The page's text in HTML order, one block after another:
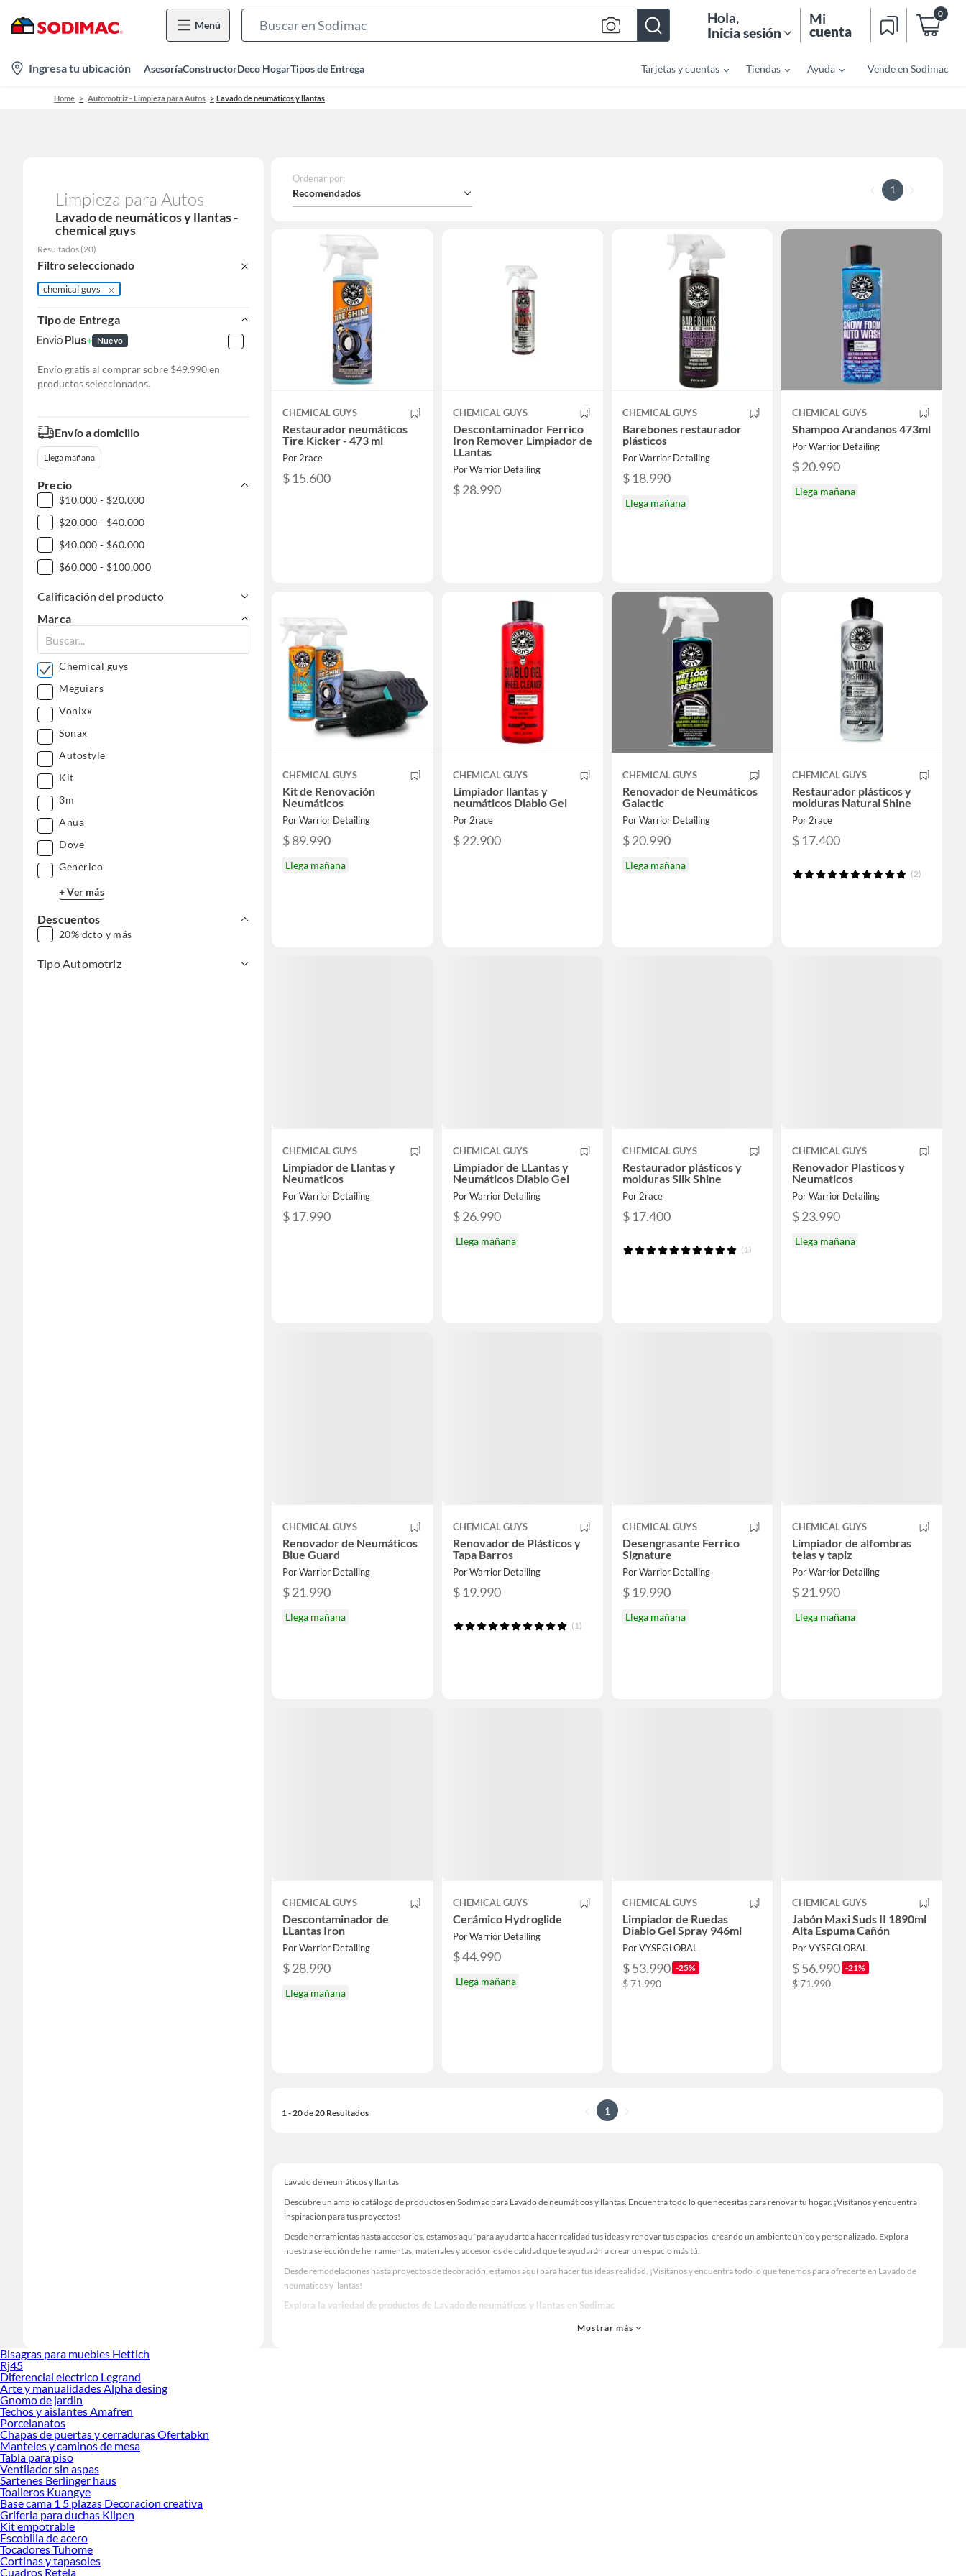
Menú
Bar
Hola,
Inicia sesión
Mi
cuenta
0
location-
icon
Ingresa tu ubicación AsesoríaConstructorDeco HogarTipos de Entrega Tarjetas y cuentas Tiendas Ayuda Vende en Sodimac
Home Automotriz - Limpieza para Autos Lavado de neumáticos y llantas
Limpieza para Autos
Lavado de neumáticos y llantas -
chemical guys
Resultados (20)
Filtro seleccionado
chemical guys
Tipo de Entrega
Nuevo
Envío gratis al comprar sobre $49.990 en
productos seleccionados.
Envío a domicilio
Llega mañana
Precio
$10.000 - $20.000
$20.000 - $40.000
$40.000 - $60.000
$60.000 - $100.000
Calificación del producto
Marca
Chemical guys
Meguiars
Vonixx
Sonax
Autostyle
Kit
3m
Anua
Dove
Generico
+ Ver más
Descuentos
20% dcto y más
Tipo Automotriz
Ordenar por:
Recomendados 1
CHEMICAL GUYS
Restaurador neumáticos
Tire Kicker - 473 ml
Por 2race
$ 15.600
CHEMICAL GUYS
Descontaminador Ferrico
Iron Remover Limpiador de
LLantas
Por Warrior Detailing
$ 28.990
CHEMICAL GUYS
Barebones restaurador
plásticos
Por Warrior Detailing
$ 18.990
Llega mañana
CHEMICAL GUYS
Shampoo Arandanos 473ml
Por Warrior Detailing
$ 20.990
Llega mañana
CHEMICAL GUYS
Kit de Renovación
Neumáticos
Por Warrior Detailing
$ 89.990
Llega mañana
CHEMICAL GUYS
Limpiador llantas y
neumáticos Diablo Gel
Por 2race
$ 22.900
CHEMICAL GUYS
Renovador de Neumáticos
Galactic
Por Warrior Detailing
$ 20.990
Llega mañana
CHEMICAL GUYS
Restaurador plásticos y
molduras Natural Shine
Por 2race
$ 17.400
(2)
CHEMICAL GUYS
Limpiador de Llantas y
Neumaticos
Por Warrior Detailing
$ 17.990
CHEMICAL GUYS
Limpiador de LLantas y
Neumáticos Diablo Gel
Por Warrior Detailing
$ 26.990
Llega mañana
CHEMICAL GUYS
Restaurador plásticos y
molduras Silk Shine
Por 2race
$ 17.400
(1)
CHEMICAL GUYS
Renovador Plasticos y
Neumaticos
Por Warrior Detailing
$ 23.990
Llega mañana
CHEMICAL GUYS
Renovador de Neumáticos
Blue Guard
Por Warrior Detailing
$ 21.990
Llega mañana
CHEMICAL GUYS
Renovador de Plásticos y
Tapa Barros
Por Warrior Detailing
$ 19.990
(1)
CHEMICAL GUYS
Desengrasante Ferrico
Signature
Por Warrior Detailing
$ 19.990
Llega mañana
CHEMICAL GUYS
Limpiador de alfombras
telas y tapiz
Por Warrior Detailing
$ 21.990
Llega mañana
CHEMICAL GUYS
Descontaminador de
LLantas Iron
Por Warrior Detailing
$ 28.990
Llega mañana
CHEMICAL GUYS
Cerámico Hydroglide
Por Warrior Detailing
$ 44.990
Llega mañana
CHEMICAL GUYS
Limpiador de Ruedas
Diablo Gel Spray 946ml
Por VYSEGLOBAL
$ 53.990 -25%
$ 71.990
CHEMICAL GUYS
Jabón Maxi Suds II 1890ml
Alta Espuma Cañón
Por VYSEGLOBAL
$ 56.990 -21%
$ 71.990
1 - 20 de 20 Resultados 1
Lavado de neumáticos y llantas
Descubre un amplio catálogo de productos en Sodimac para Lavado de neumáticos y llantas. Encuentra todo lo que necesitas para renovar tu hogar. ¡Visítanos y encuentra
inspiración para tus proyectos!
Desde herramientas hasta accesorios, estamos aquí para ayudarte a hacer realidad tus ideas y renovar tus espacios, creando un ambiente único y personalizado. Explora
nuestra selección de herramientas, materiales y accesorios de calidad que te ayudarán a crear un espacio más tú.
Desde remodelaciones hasta proyectos de decoración, estamos aquí para hacer tus ideas realidad. ¡Visítanos y encuentra todo lo que tenemos para ofrecerte en Lavado de
neumáticos y llantas!
Explora la variedad de productos de Lavado de neumáticos y llantas en Sodimac
Herramientas, materiales y accesorios de calidad para tus proyectos y renovación de espacios. ¡Visítanos y descubre todo lo que tenemos para ofrecerte!
Mostrar más
Bisagras para muebles Hettich
Rj45
Diferencial electrico Legrand
Arte y manualidades Alpha desing
Gnomo de jardin
Techos y aislantes Amafren
Porcelanatos
Chapas de puertas y cerraduras Ofertabkn
Manteles y caminos de mesa
Tabla para piso
Ventilador sin aspas
Sartenes Berlinger haus
Toalleros Kuangye
Base cama 1 5 plazas Decoracion creativa
Griferia para duchas Klipen
Kit empotrable
Escobilla de acero
Tocadores Tuhome
Cortinas y tapasoles
Cuadros Retela